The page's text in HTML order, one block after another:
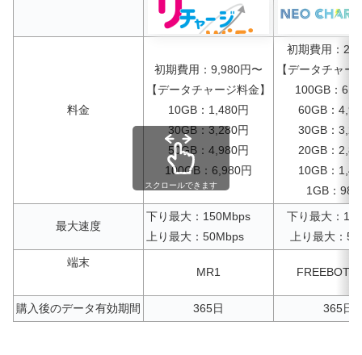
料金
初期費用：9,980円〜
【データチャージ料金】
10GB：1,480円
30GB：3,280円
50GB：4,980円
100GB：6,980円
初期費用：
【データチャー
100GB：
60GB：
30GB：
20GB：
10GB：
1GB：980
最大速度
下り最大：150Mbps
上り最大：50Mbps
下り最大：
上り最大：
端末
MR1 FREEBOT
購入後のデータ有効期間 365日 365日
スクロールできます